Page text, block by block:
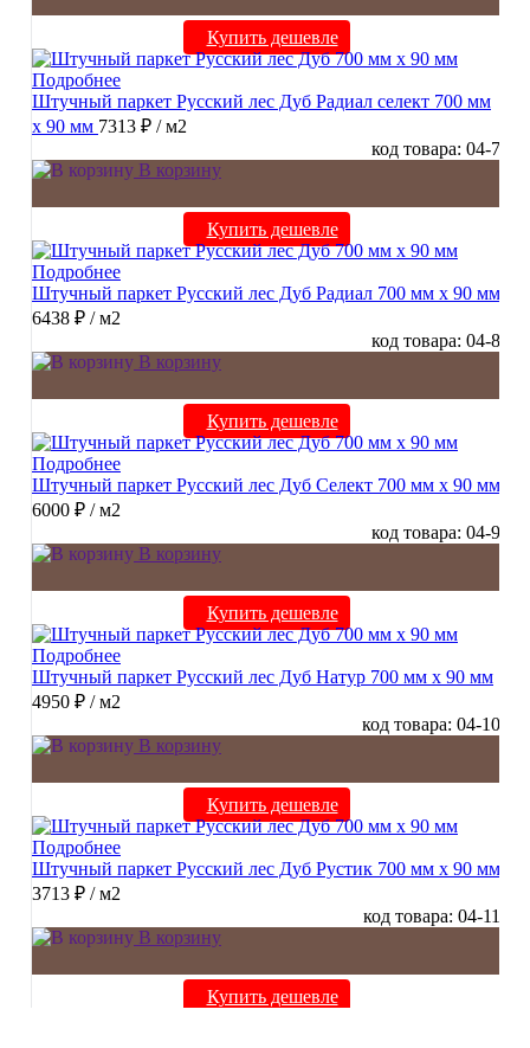
Купить дешевле
Подробнее
Штучный паркет Русский лес Дуб Радиал cелект 700 мм
х 90 мм 7313 ₽ / м2
код товара: 04-7
В корзину
Купить дешевле
Подробнее
Штучный паркет Русский лес Дуб Радиал 700 мм х 90 мм
6438 ₽ / м2
код товара: 04-8
В корзину
Купить дешевле
Подробнее
Штучный паркет Русский лес Дуб Селект 700 мм х 90 мм
6000 ₽ / м2
код товара: 04-9
В корзину
Купить дешевле
Подробнее
Штучный паркет Русский лес Дуб Натур 700 мм х 90 мм
4950 ₽ / м2
код товара: 04-10
В корзину
Купить дешевле
Подробнее
Штучный паркет Русский лес Дуб Рустик 700 мм х 90 мм
3713 ₽ / м2
код товара: 04-11
В корзину
Купить дешевле